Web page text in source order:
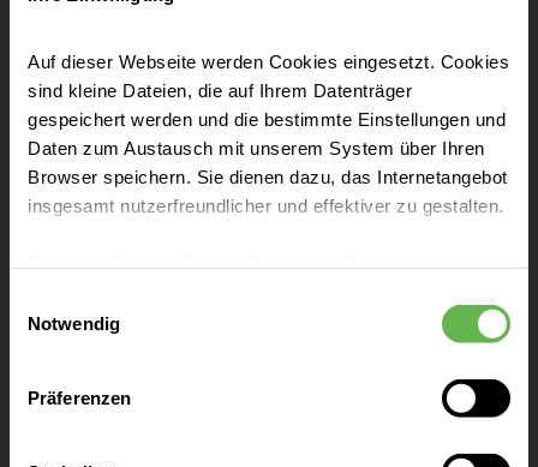
Auf dieser Webseite werden Cookies eingesetzt. Cookies
sind kleine Dateien, die auf Ihrem Datenträger
gespeichert werden und die bestimmte Einstellungen und
Daten zum Austausch mit unserem System über Ihren
Browser speichern. Sie dienen dazu, das Internetangebot
insgesamt nutzerfreundlicher und effektiver zu gestalten.
eingesetzt werden.
Es steht Ihnen frei, unsere Seite mit nur den notwendigen
Cookies zu benutzen, eine individuelle Auswahl
Notwendig
Präferenzen
Interaktives Diagnostik- und
Weitere Infos
Mannschaften und Einzelsportler:innen
Weitere Infos